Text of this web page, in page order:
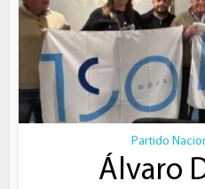
Partido
Álvaro